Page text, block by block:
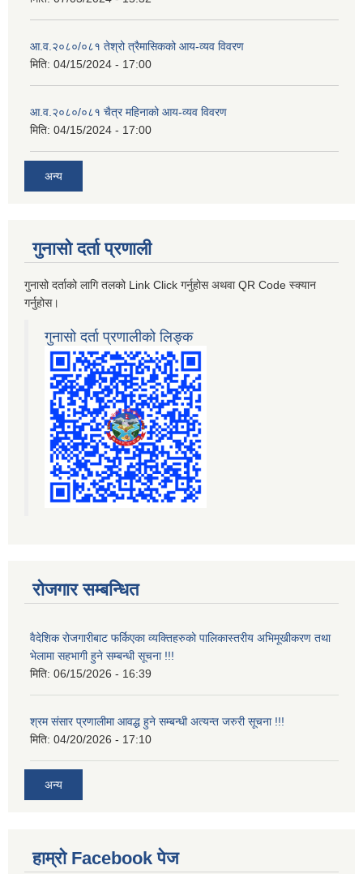
आ.व.२०८०/०८१ तेश्रो त्रैमासिकको आय-व्यव विवरण
मिति: 04/15/2024 - 17:00
आ.व.२०८०/०८१ चैत्र महिनाको आय-व्यव विवरण
मिति: 04/15/2024 - 17:00
अन्य
गुनासो दर्ता प्रणाली
गुनासो दर्ताको लागि तलको Link Click गर्नुहोस अथवा QR Code स्क्यान
गर्नुहोस।
गुनासो दर्ता प्रणालीको लिङ्क
रोजगार सम्बन्धित
वैदेशिक रोजगारीबाट फर्किएका व्यक्तिहरुको पालिकास्तरीय अभिमूखीकरण तथा
भेलामा सहभागी हुने सम्बन्धी सूचना !!!
मिति: 06/15/2026 - 16:39
श्रम संसार प्रणालीमा आवद्ध हुने सम्बन्धी अत्यन्त जरुरी सूचना !!!
मिति: 04/20/2026 - 17:10
अन्य
हाम्रो Facebook पेज